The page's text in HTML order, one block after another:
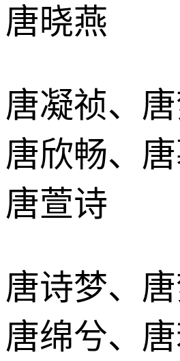
唐晓燕
唐凝祯、唐
唐欣畅、唐
唐萱诗
唐诗梦、唐
唐绵兮、唐